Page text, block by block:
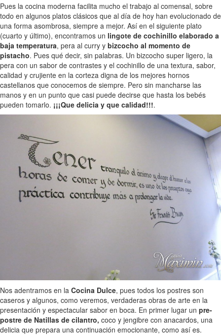
Pues la cocina moderna facilita mucho el trabajo al comensal, sobre
todo en algunos platos clásicos que al día de hoy han evolucionado de
una forma asombrosa, siempre a mejor. Así en el siguiente plato
(cuarto y último), encontramos un lingote de cochinillo elaborado a
baja temperatura, pera al curry y bizcocho al momento de
pistacho. Pues qué decir, sin palabras. Un bizcocho super ligero, la
pera con un sabor de contrastes y el cochinillo de una textura, sabor,
calidad y crujiente en la corteza digna de los mejores hornos
castellanos que conocemos de siempre. Pero sin mancharse las
manos y en un punto que casi puede decirse que hasta los bebés
pueden tomarlo. ¡¡¡Que delicia y que calidad!!!.
Nos adentramos en la Cocina Dulce, pues todos los postres son
caseros y algunos, como veremos, verdaderas obras de arte en la
presentación y espectacular sabor en boca. En primer lugar un pre-
postre de Natillas de cilantro, coco y jengibre con anacardos, una
delicia que prepara una continuación emocionante, como así es.